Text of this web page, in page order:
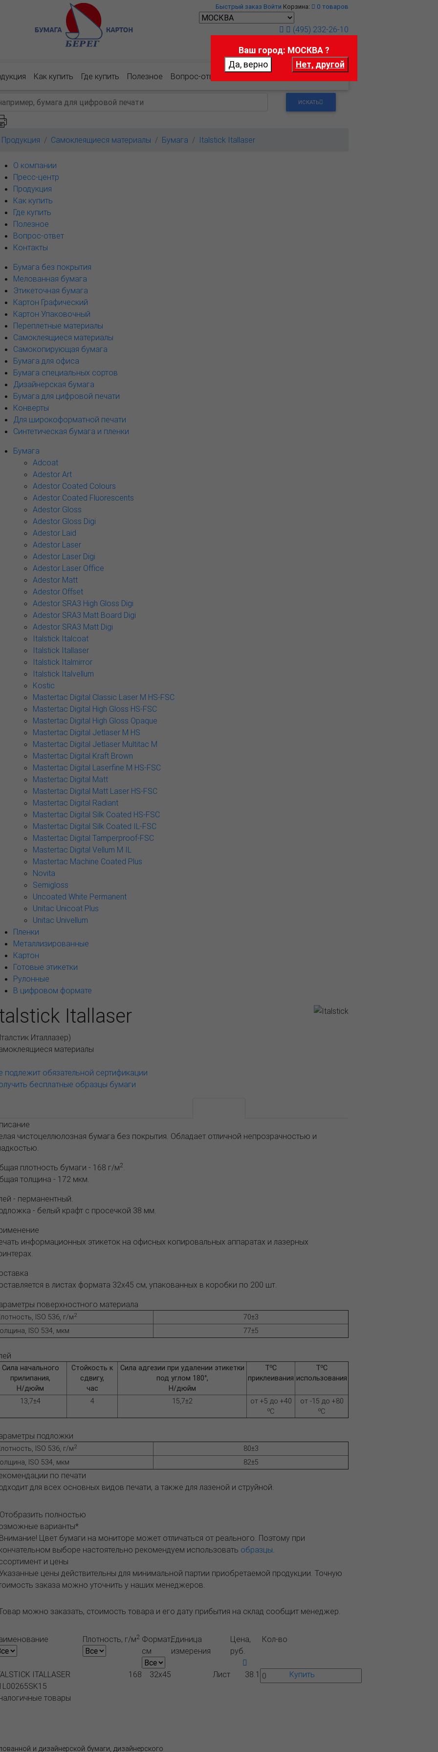
Быстрый заказ Войти Корзина: 0 товаров
(495) 232-26-10
Как купить Где купить Полезное Вопрос-ответ
ИСКАТЬ
Продукция Самоклеящиеся материалы Бумага Italstick Itallaser
О компании
Пресс-центр
Продукция
Как купить
Где купить
Полезное
Вопрос-ответ
Контакты
Бумага без покрытия
Мелованная бумага
Этикеточная бумага
Картон Графический
Картон Упаковочный
Переплетные материалы
Самоклеящиеся материалы
Самокопирующая бумага
Бумага для офиса
Бумага специальных сортов
Дизайнерская бумага
Бумага для цифровой печати
Конверты
Для широкоформатной печати
Синтетическая бумага и пленки
Бумага
Adcoat
Adestor Art
Adestor Coated Colours
Adestor Coated Fluorescents
Adestor Gloss
Adestor Gloss Digi
Adestor Laid
Adestor Laser
Adestor Laser Digi
Adestor Laser Office
Adestor Matt
Adestor Offset
Adestor SRA3 High Gloss Digi
Adestor SRA3 Matt Board Digi
Adestor SRA3 Matt Digi
Italstick Italcoat
Italstick Itallaser
Italstick Italmirror
Italstick Italvellum
Kostic
Mastertac Digital Classic Laser M HS-FSC
Mastertac Digital High Gloss HS-FSC
Mastertac Digital High Gloss Opaque
Mastertac Digital Jetlaser M HS
Mastertac Digital Jetlaser Multitac M
Mastertac Digital Kraft Brown
Mastertac Digital Laserfine M HS-FSC
Mastertac Digital Matt
Mastertac Digital Matt Laser HS-FSC
Mastertac Digital Radiant
Mastertac Digital Silk Coated HS-FSC
Mastertac Digital Silk Coated IL-FSC
Mastertac Digital Tamperproof-FSC
Mastertac Digital Vellum M IL
Mastertac Machine Coated Plus
Novita
Semigloss
Uncoated White Permanent
Unitac Unicoat Plus
Unitac Univellum
Пленки
Металлизированные
Картон
Готовые этикетки
Рулонные
В цифровом формате
Itallaser
Италлазер)
материалы
подлежит обязательной сертификации
бесплатные образцы бумаги
чистоцеллюлозная бумага без покрытия. Обладает отличной непрозрачностью и
плотность бумаги - 168 г/м2.
толщина - 172 мкм.
- перманентный.
- белый крафт с просечкой 38 мм.
информационных этикеток на офисных копировальных аппаратах и лазерных
в листах формата 32х45 см, упакованных в коробки по 200 шт.
поверхностного материала
ISO 536, г/м2
70±3
ISO 534, мкм
77±5
Сила начального
прилипания,
Н/дюйм
Стойкость к
сдвигу,
час
Сила адгезии при удалении этикетки
под углом 180°,
Н/дюйм
ТoC
приклеивания
ТoC
использования
13,7±4 4 15,7±2 от +5 до +40
oC
от -15 до +80
oC
подложки
ISO 536, г/м2
80±3
ISO 534, мкм
82±5
по печати
для всех основных видов печати, а также для лазеной и струйной.
полностью
варианты*
Цвет бумаги на мониторе может отличаться от реального. Поэтому при
выборе настоятельно рекомендуем использовать образцы.
и цены
цены действительны для минимальной партии приобретаемой продукции. Точную
заказа можно уточнить у наших менеджеров.
можно заказать, стоимость товара и его дату прибытия на склад сообщит менеджер.
Плотность, г/м2 Формат,
см
Единица
измерения
Цена,
руб.
Кол-во
ITALLASER
168 32x45 Лист 38.1 Купить
товары
и дизайнерской бумаги, дизайнерского
Ваш город: МОСКВА ?